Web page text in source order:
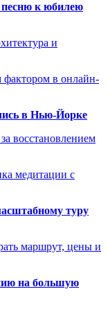
песню к юбилею
и
в онлайн-
в Нью-Йорке
восстановлением
медитации с
туру
маршрут, цены и
на большую